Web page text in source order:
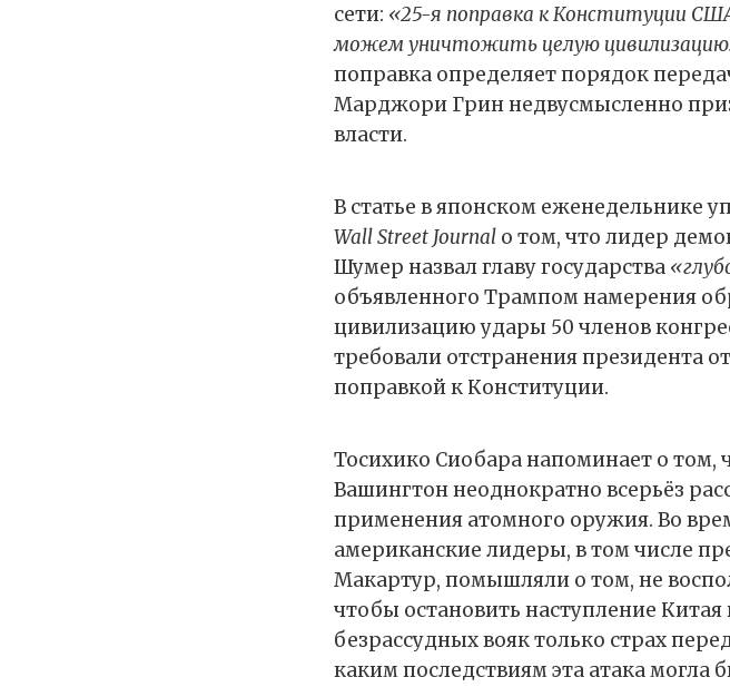
сети: «25-я поправка к Конституции
можем уничтожить целую цивилизацию.
поправка определяет порядок
Марджори Грин недвусмысленно
власти.
В статье в японском еженедельнике
Wall Street Journal о том, что лидер
Шумер назвал главу государства
объявленного Трампом намерения
цивилизацию удары 50 членов
требовали отстранения президента
поправкой к Конституции.
Тосихико Сиобара напоминает о том,
Вашингтон неоднократно всерьёз
применения атомного оружия. Во
американские лидеры, в том числе
Макартур, помышляли о том, не
чтобы остановить наступление
безрассудных вояк только страх
каким последствиям эта атака могла